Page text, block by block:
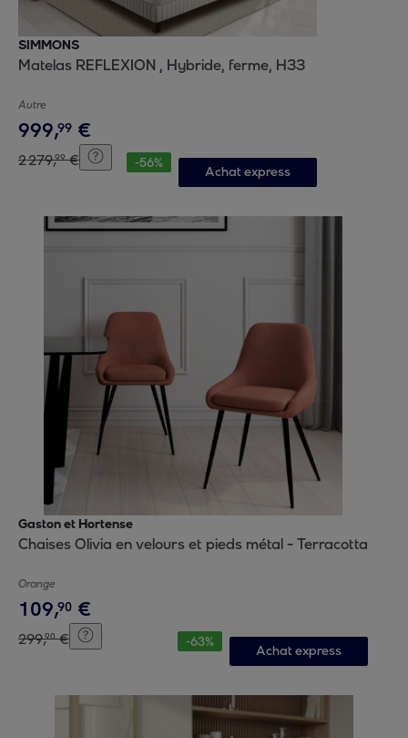
SIMMONS
Matelas REFLEXION , Hybride, ferme, H33
Autre
999,99 €
2279,99 € -56%
Achat express
Gaston et Hortense
Chaises Olivia en velours et pieds métal - Terracotta
Orange
109,90 €
299,90 € -63%
Achat express